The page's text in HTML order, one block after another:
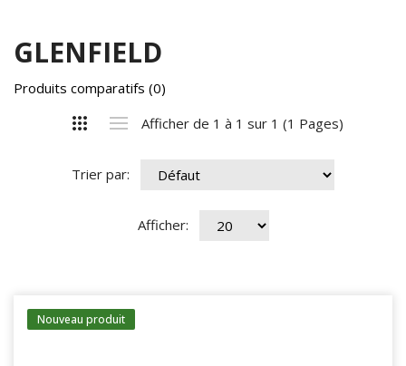
GLENFIELD
Produits comparatifs (0)
Afficher de 1 à 1 sur 1 (1 Pages)
Trier par:
Afficher:
Nouveau produit